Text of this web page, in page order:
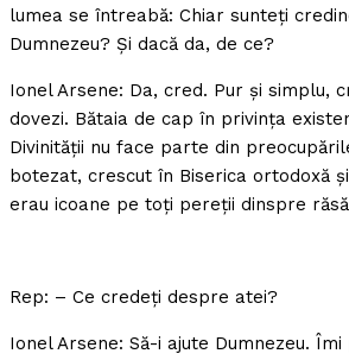
lumea se întreabă: Chiar sunteţi
Dumnezeu? Şi dacă da, de ce?
Ionel Arsene: Da, cred. Pur şi simplu,
dovezi. Bătaia de cap în privinţa
Divinităţii nu face parte din
botezat, crescut în Biserica ortodoxă
erau icoane pe toţi pereţii dinspre
Rep: – Ce credeţi despre atei?
Ionel Arsene: Să-i ajute Dumnezeu.